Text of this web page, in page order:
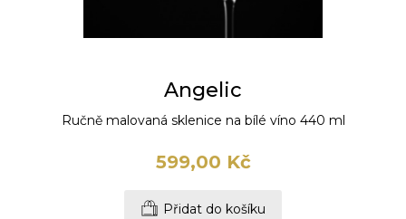
Angelic
Ručně malovaná sklenice na bílé víno 440 ml
599,00 Kč
Přidat do košíku